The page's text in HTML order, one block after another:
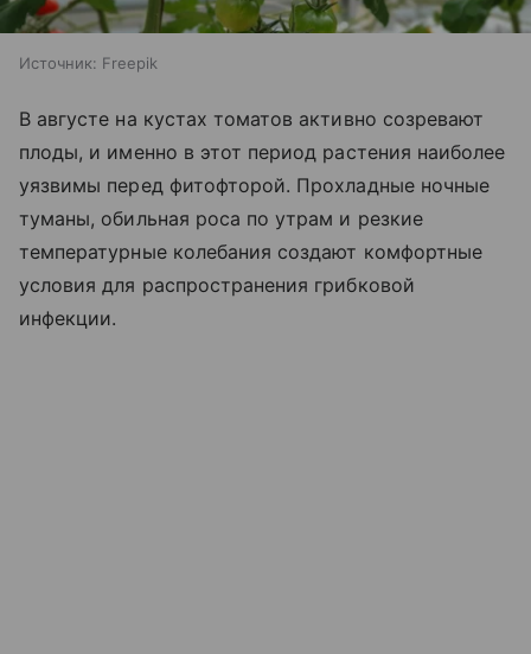
Источник: Freepik
В августе на кустах томатов активно созревают
плоды, и именно в этот период растения наиболее
уязвимы перед фитофторой. Прохладные ночные
туманы, обильная роса по утрам и резкие
температурные колебания создают комфортные
условия для распространения грибковой
инфекции.